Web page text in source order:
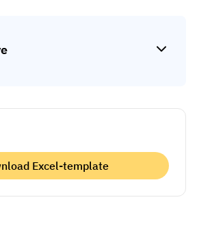
Excel-template